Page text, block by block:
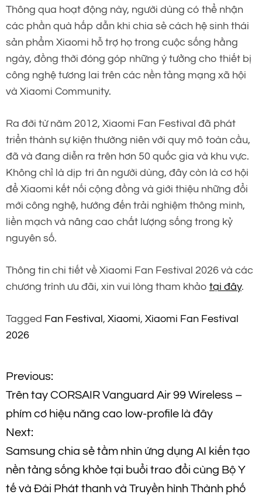
Thông qua hoạt động này, người dùng có thể nhận
các phần quà hấp dẫn khi chia sẻ cách hệ sinh thái
sản phẩm Xiaomi hỗ trợ họ trong cuộc sống hằng
ngày, đồng thời đóng góp những ý tưởng cho thiết bị
công nghệ tương lai trên các nền tảng mạng xã hội
và Xiaomi Community.
Ra đời từ năm 2012, Xiaomi Fan Festival đã phát
triển thành sự kiện thường niên với quy mô toàn cầu,
đã và đang diễn ra trên hơn 50 quốc gia và khu vực.
Không chỉ là dịp tri ân người dùng, đây còn là cơ hội
để Xiaomi kết nối cộng đồng và giới thiệu những đổi
mới công nghệ, hướng đến trải nghiệm thông minh,
liền mạch và nâng cao chất lượng sống trong kỷ
nguyên số.
Thông tin chi tiết về Xiaomi Fan Festival 2026 và các
chương trình ưu đãi, xin vui lòng tham khảo tại đây.
Tagged Fan Festival, Xiaomi, Xiaomi Fan Festival
2026
Đ
i
ề
u
h
Previous:
Trên tay CORSAIR Vanguard Air 99 Wireless –
phím cơ hiệu năng cao low-profile là đây
Next:
Samsung chia sẻ tầm nhìn ứng dụng AI kiến tạo
nền tảng sống khỏe tại buổi trao đổi cùng Bộ Y
tế và Đài Phát thanh và Truyền hình Thành phố